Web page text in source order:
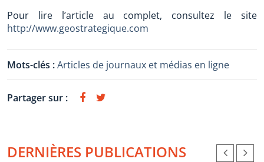
Pour lire l’article au complet, consultez le site
http://www.geostrategique.com
Mots-clés :Articles de journaux et médias en ligne
Partager sur :
DERNIÈRES PUBLICATIONS